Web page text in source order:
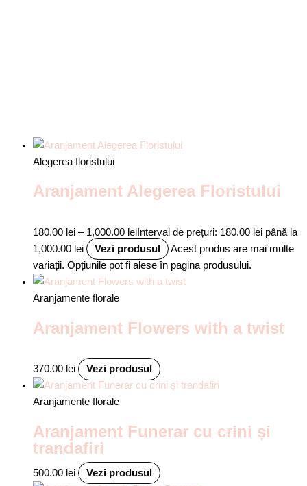
Alegerea floristului
Aranjament Alegerea Floristului
180.00 lei – 1,000.00 lei Interval de prețuri: 180.00 lei până la
1,000.00 lei
Vezi produsul
Acest produs are mai multe
variații. Opțiunile pot fi alese în pagina produsului.
Aranjamente florale
Aranjament Flowers with a twist
370.00 lei Vezi produsul
Aranjamente florale
Aranjament Funerar cu crini și
trandafiri
500.00 lei Vezi produsul